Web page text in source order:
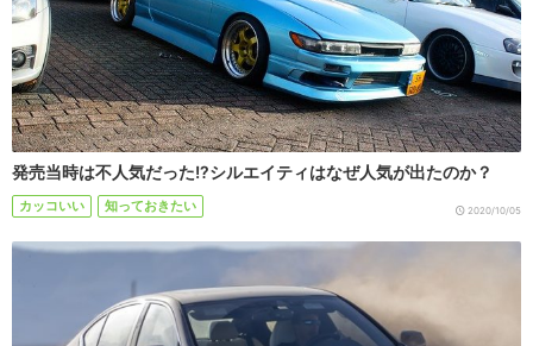
発売当時は不人気だった!?シルエイティはなぜ人気が出たのか？
カッコいい 知っておきたい 2020/10/05